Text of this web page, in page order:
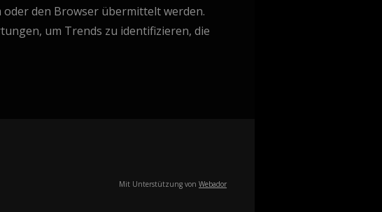
den Browser übermittelt werden.
um Trends zu identifizieren, die
Mit Unterstützung von Webador